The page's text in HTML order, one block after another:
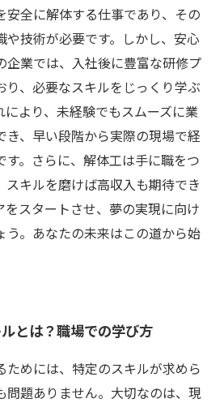
安全に解体する仕事であり、その
や技術が必要です。しかし、安心
企業では、入社後に豊富な研修プ
り、必要なスキルをじっくり学ぶ
により、未経験でもスムーズに業
き、早い段階から実際の現場で経
す。さらに、解体工は手に職をつ
スキルを磨けば高収入も期待でき
をスタートさせ、夢の実現に向け
う。あなたの未来はこの道から始
とは？職場での学び方
ためには、特定のスキルが求めら
問題ありません。大切なのは、現